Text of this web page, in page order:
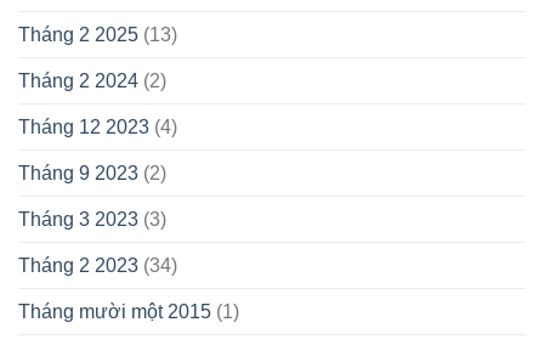
Tháng 2 2025 (13)
Tháng 2 2024 (2)
Tháng 12 2023 (4)
Tháng 9 2023 (2)
Tháng 3 2023 (3)
Tháng 2 2023 (34)
Tháng mười một 2015 (1)